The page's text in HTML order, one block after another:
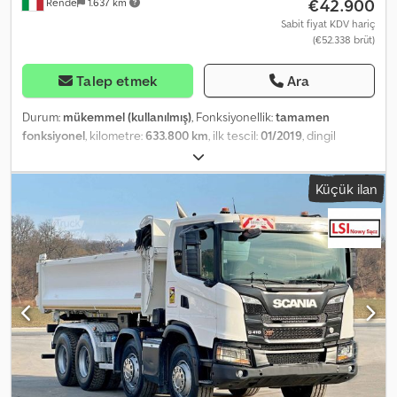
aydınlatması Ayarlanabilir tavan rüzgar deflektörü Kapı camı hava
deflektörü Sürücü Asistan Paketi (ADAS) Adaptif hız sabitleyici
(ACC) Şerit terk uyarı sistemi Aktif direksiyonlu şerit terk uyarısı
Aktif şerit takip asistanı Lastik Bilgileri Ön sol - 13 mm Ön sağ - 13
mm Arka sol iç - 9 mm Arka sol dış - 9 mm Arka sağ iç - 9 mm Arka
sağ dış - 10 mm
€42.900
Sabit fiyat KDV hariç
(€52.338 brüt)
Talep etmek Ara
Durum: mükemmel (kullanılmış), Fonksiyonellik:tamamen
fonksiyonel, kilometre:633.800 km, ilk tescil:01/2019, dingil
, renk:
kabin, emisyon sınıfı:Euro 6d, yatak sayısı:2, Üretim yılı:2018,
ABS, EBS (Elektronik Fren Sistemi), buzdolabı,
diferansiyel kilidi, elektronik denge programı (ESP), hava yastığı,
hidrolik direksiyon, hız sabitleyici, klima, koltuk ısıtıcı, kör nokta
asistanı, lastik basıncı izleme, merkezi kilitleme, navigasyon
sistemi, park klima, park ısıtıcısı, retarder, sigara içilmeyen araç,
tam servis geçmişi, çekiş kontrolü, şerit takip asistanı, Tek sahibi
olan ve her zaman yalnızca yetkili SCANIA servisi tarafından bakımı
yapılan, faturaları ve eksiksiz sertifikalı belgeleri bulunan İTALYA'da
üretilmiş eşsiz araç. 7 Ağustos Cuma gününe kadar yapılan
sözleşmeler için geçerli olan 12 aylık sigorta garantisi içeren
PROMOSYONEL FİYAT. ÖZELLİKLERİ: Tam aerodinamik tasarım,
Küçük ilan